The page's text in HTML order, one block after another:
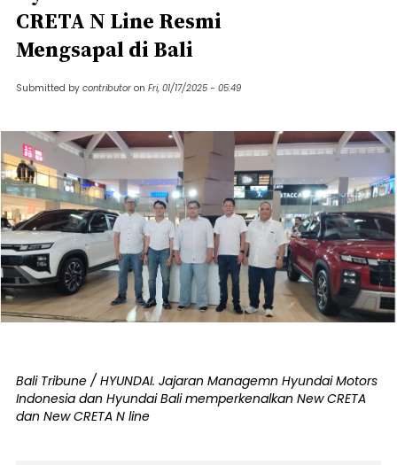
CRETA N Line Resmi
Mengsapal di Bali
Submitted by contributor on Fri, 01/17/2025 - 05:49
Bali Tribune / HYUNDAI. Jajaran Managemn Hyundai Motors
Indonesia dan Hyundai Bali memperkenalkan New CRETA
dan New CRETA N line